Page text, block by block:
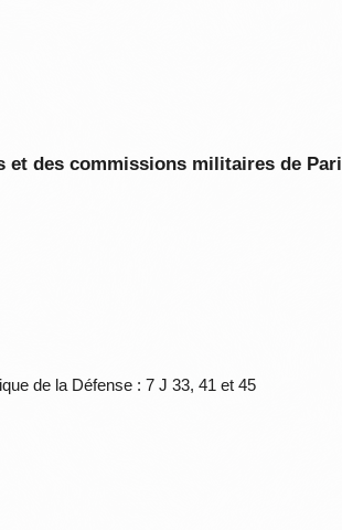
et des commissions militaires de
de la Défense : 7 J 33, 41 et 45